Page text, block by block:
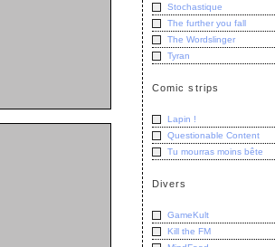
Stochastique
The further you fall
The Wordslinger
Tyran
Comic strips
Lapin !
Questionable Content
Tu mourras moins bête
Divers
GameKult
Kill the FM